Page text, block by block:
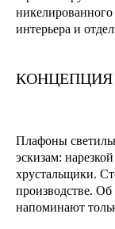
интерьера и
Плафоны
эскизам:
хрустальщики.
производстве. Об
напоминают